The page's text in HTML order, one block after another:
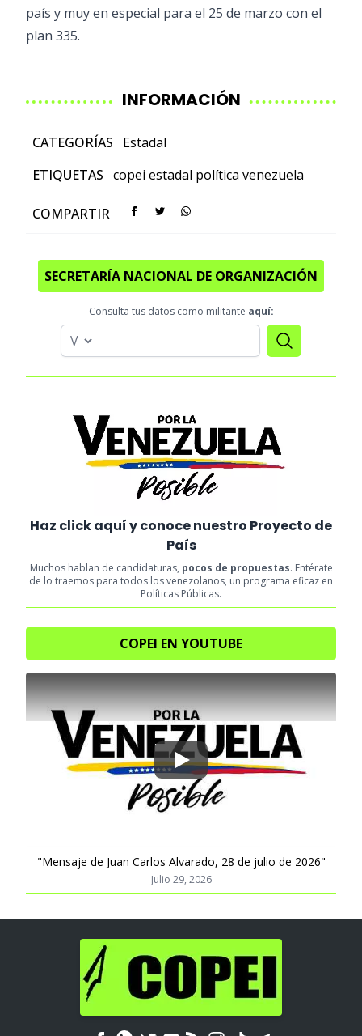
país y muy en especial para el 25 de marzo con el
plan 335.
INFORMACIÓN
CATEGORÍAS
Estadal
ETIQUETAS copei estadal política venezuela
COMPARTIR
SECRETARÍA NACIONAL DE ORGANIZACIÓN
Consulta tus datos como militante aquí:
Haz click aquí y conoce nuestro Proyecto de
País
Muchos hablan de candidaturas, pocos de propuestas. Entérate
de lo traemos para todos los venezolanos, un programa eficaz en
Políticas Públicas.
COPEI EN YOUTUBE
Play
"Mensaje de Juan Carlos Alvarado, 28 de julio de 2026"
Julio 29, 2026